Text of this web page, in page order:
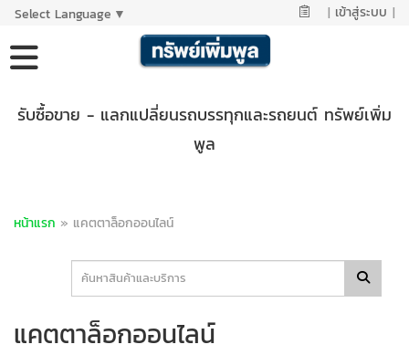
Select Language ▼ | เข้าสู่ระบบ |
รับซื้อขาย - แลกแปลี่ยนรถบรรทุกและรถยนต์ ทรัพย์เพิ่ม
พูล
หน้าแรก » แคตตาล็อกออนไลน์
แคตตาล็อกออนไลน์